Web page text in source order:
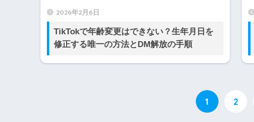
2026年2月6日
TikTokで年齢変更はできない？生年月日を
修正する唯一の方法とDM解放の手順
1 2